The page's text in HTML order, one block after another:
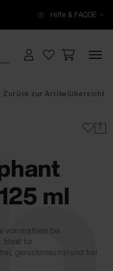
Hilfe & FAQDE
Zurück zur Artikelübersicht
ml
von mattem bis
Ideal für
geruchsneutral und frei